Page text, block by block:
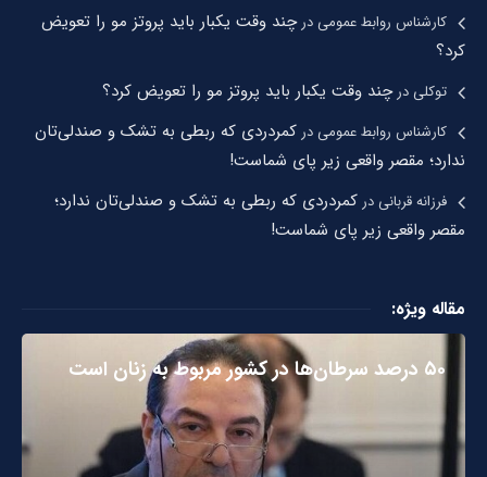
کارشناس روابط عمومیدرچند وقت یکبار باید پروتز مو را تعویض
کرد؟
توکلیدرچند وقت یکبار باید پروتز مو را تعویض کرد؟
کارشناس روابط عمومیدر کمردردی که ربطی به تشک و صندلی‌تان
ندارد؛ مقصر واقعی زیر پای شماست!
فرزانه قربانیدر کمردردی که ربطی به تشک و صندلی‌تان ندارد؛
مقصر واقعی زیر پای شماست!
مقاله ویژه:
۵۰ درصد سرطان‌ها در کشور مربوط به زنان است